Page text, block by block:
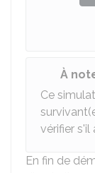
À
Ce
vérifier s'il
En fin de